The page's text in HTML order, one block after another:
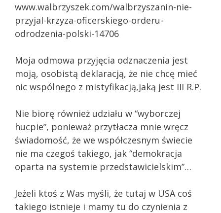
www.walbrzyszek.com/walbrzyszanin-nie-
przyjal-krzyza-oficerskiego-orderu-
odrodzenia-polski-14706
Moja odmowa przyjęcia odznaczenia jest
moją, osobistą deklaracją, że nie chcę mieć
nic wspólnego z mistyfikacją,jaką jest III R.P.
Nie biorę również udziału w “wyborczej
hucpie”, ponieważ przytłacza mnie wręcz
świadomość, że we współczesnym świecie
nie ma czegoś takiego, jak “demokracja
oparta na systemie przedstawicielskim”…
Jeżeli ktoś z Was myśli, że tutaj w USA coś
takiego istnieje i mamy tu do czynienia z